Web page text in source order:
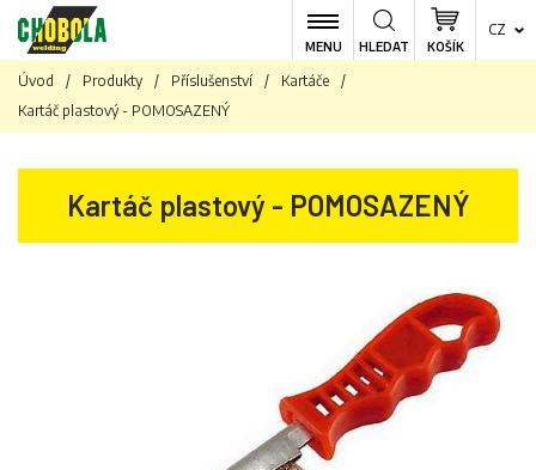
MENU KOŠÍK
CZ
HLEDAT
Úvod / Produkty / Příslušenství / Kartáče
/
Kartáč plastový - POMOSAZENÝ
Kartáč plastový - POMOSAZENÝ